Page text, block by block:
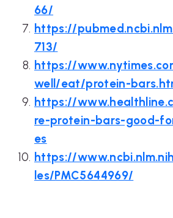
66/
https://
713/
https://
well/eat/protein-
https://
re-protein-bars-good-
es
https://
les/PMC5644969/